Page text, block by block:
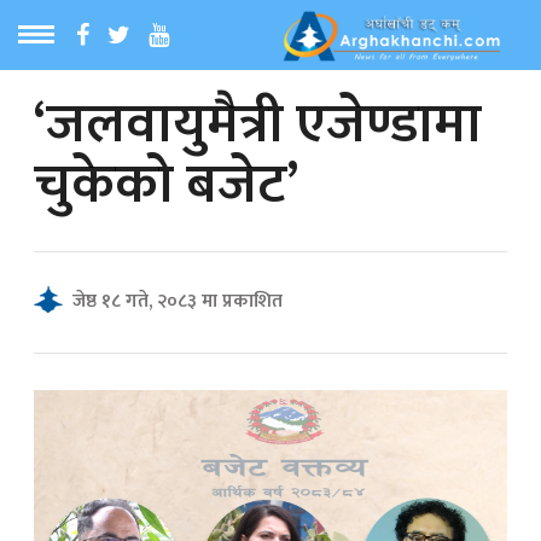
MENU
समाचार
समाचार
समाचार
‘जलवायुमैत्री एजेण्डामा
चुकेको बजेट’
जेष्ठ १८ गते, २०८३ मा प्रकाशित